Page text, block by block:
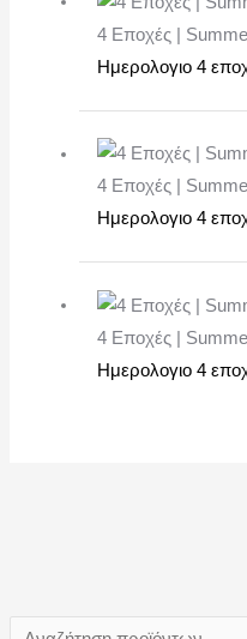
4 Εποχές |
Ημερολογιο 4
4 Εποχές |
Ημερολογιο 4
4 Εποχές |
Ημερολογιο 4